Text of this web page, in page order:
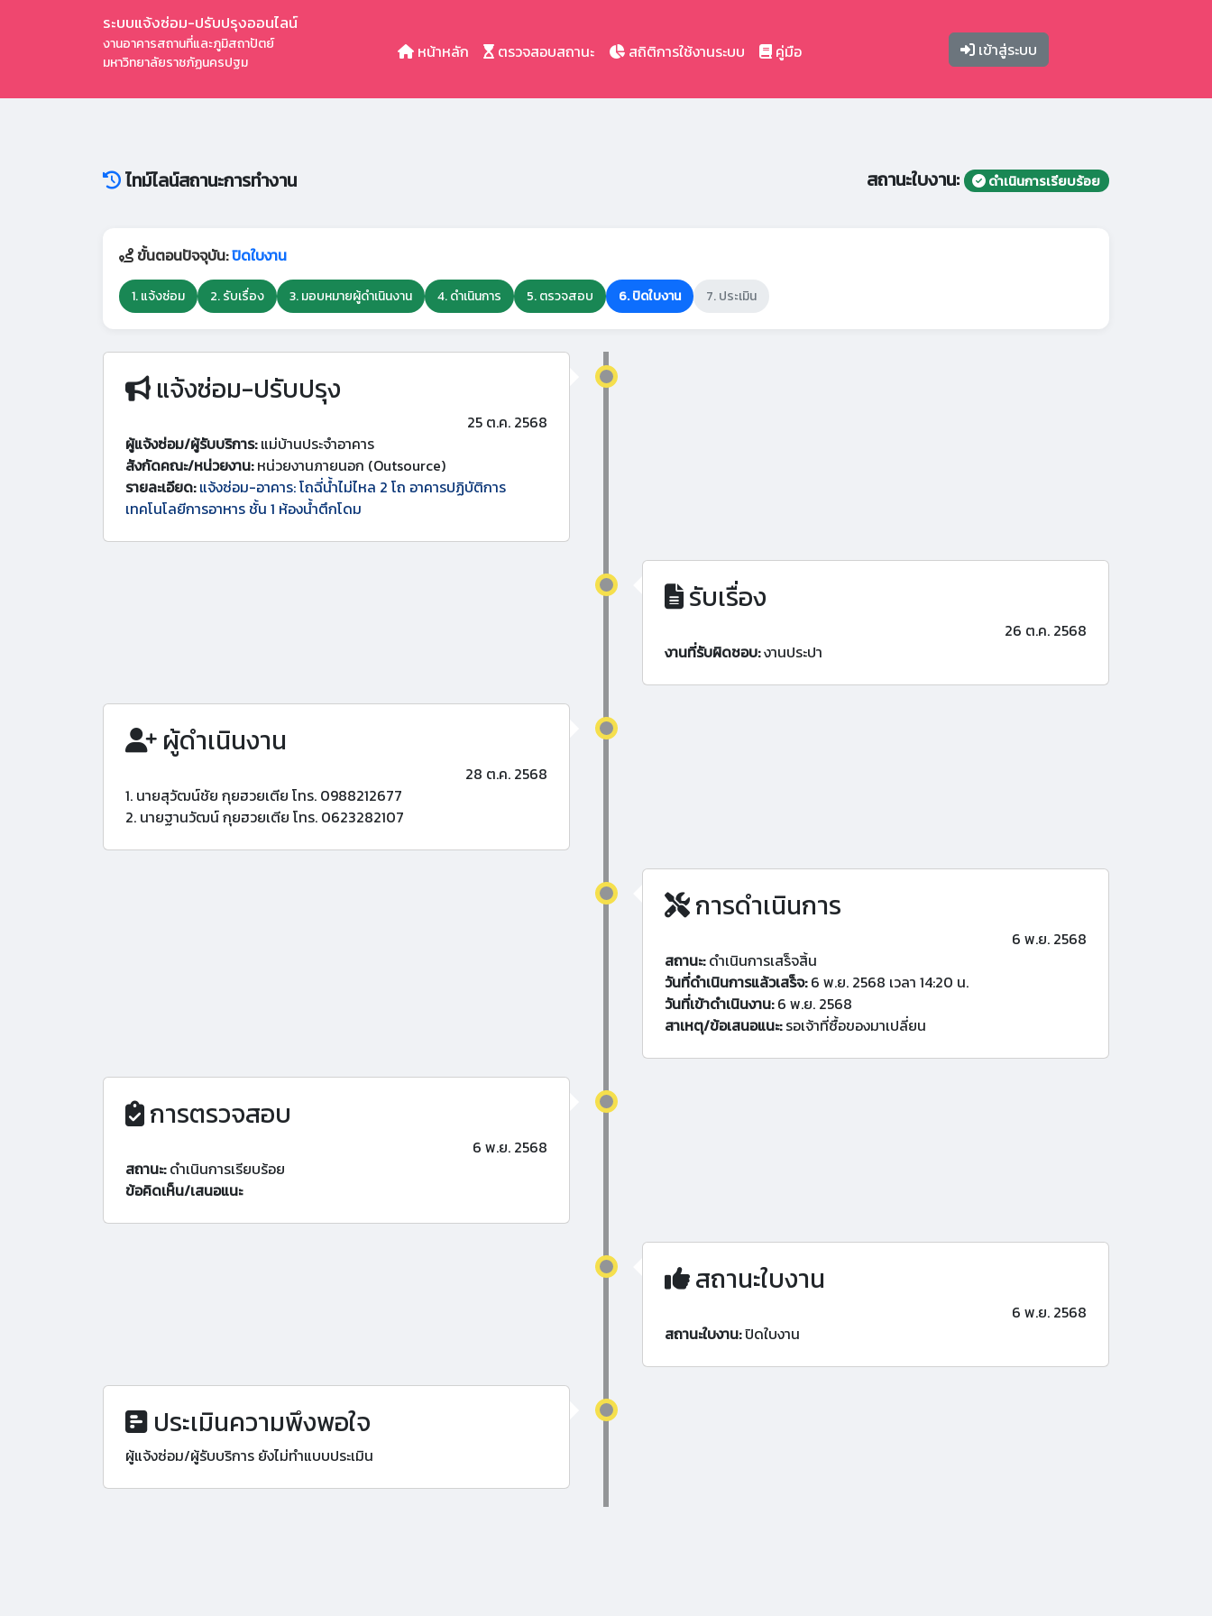
ระบบแจ้งซ่อม-ปรับปรุงออนไลน์
งานอาคารสถานที่และภูมิสถาปัตย์
มหาวิทยาลัยราชภัฏนครปฐม
หน้าหลัก ตรวจสอบสถานะ สถิติการใช้งานระบบ คู่มือ เข้าสู่ระบบ
ไทม์ไลน์สถานะการทำงาน สถานะใบงาน: ดำเนินการเรียบร้อย
ขั้นตอนปัจจุบัน:ปิดใบงาน
1. แจ้งซ่อม 2. รับเรื่อง 3. มอบหมายผู้ดำเนินงาน 4. ดำเนินการ 5. ตรวจสอบ 6. ปิดใบงาน 7. ประเมิน
แจ้งซ่อม-ปรับปรุง
25 ต.ค. 2568
ผู้แจ้งซ่อม/ผู้รับบริการ:แม่บ้านประจำอาคาร
สังกัดคณะ/หน่วยงาน:หน่วยงานภายนอก (Outsource)
รายละเอียด: แจ้งซ่อม-อาคาร: โถฉี่น้ำไม่ไหล 2 โถ อาคารปฏิบัติการ
เทคโนโลยีการอาหาร ชั้น 1 ห้องน้ำตึกโดม
รับเรื่อง
26 ต.ค. 2568
งานที่รับผิดชอบ:งานประปา
ผู้ดำเนินงาน
28 ต.ค. 2568
1. นายสุวัฒน์ชัย กุยฮวยเตีย โทร. 0988212677
2. นายฐานวัฒน์ กุยฮวยเตีย โทร. 0623282107
การดำเนินการ
6 พ.ย. 2568
สถานะ:ดำเนินการเสร็จสิ้น
วันที่ดำเนินการแล้วเสร็จ:6 พ.ย. 2568 เวลา 14:20 น.
วันที่เข้าดำเนินงาน:6 พ.ย. 2568
สาเหตุ/ข้อเสนอแนะ:รอเจ้าที่ซื้อของมาเปลี่ยน
การตรวจสอบ
6 พ.ย. 2568
สถานะ:ดำเนินการเรียบร้อย
ข้อคิดเห็น/เสนอแนะ
สถานะใบงาน
6 พ.ย. 2568
สถานะใบงาน:ปิดใบงาน
ประเมินความพึงพอใจ
ผู้แจ้งซ่อม/ผู้รับบริการ ยังไม่ทำแบบประเมิน